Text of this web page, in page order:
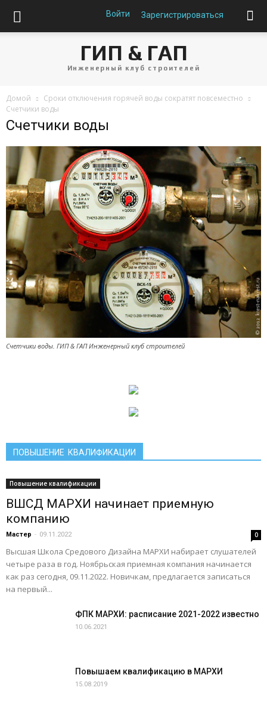
Войти Зарегистрироваться
ГИП & ГАП
Инженерный клуб строителей
Домой
Сроки отключения горячей воды сократят повсеместно
Счетчики воды
Счетчики воды
Счетчики воды. ГИП & ГАП Инженерный клуб строителей
ПОВЫШЕНИЕ КВАЛИФИКАЦИИ
Повышение квалификации
ВШСД МАРХИ начинает приемную
компанию
Мастер - 09.11.2022 0
Высшая Школа Средового Дизайна МАРХИ набирает слушателей
четыре раза в год. Ноябрьская приемная компания начинается
как раз сегодня, 09.11.2022. Новичкам, предлагается записаться
на первый...
ФПК МАРХИ: расписание 2021-2022 известно
10.06.2021
Повышаем квалификацию в МАРХИ
15.08.2019